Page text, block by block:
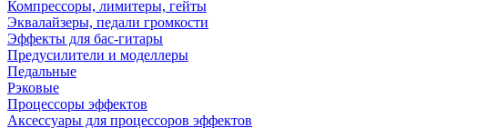
Компрессоры, лимитеры, гейты
Эквалайзеры, педали громкости
Эффекты для бас-гитары
Предусилители и моделлеры
Педальные
Рэковые
Процессоры эффектов
Аксессуары для процессоров эффектов